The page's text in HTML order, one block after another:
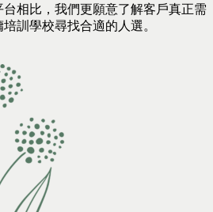
相比，我們更願意了解客戶真正需
訓學校尋找合適的人選。